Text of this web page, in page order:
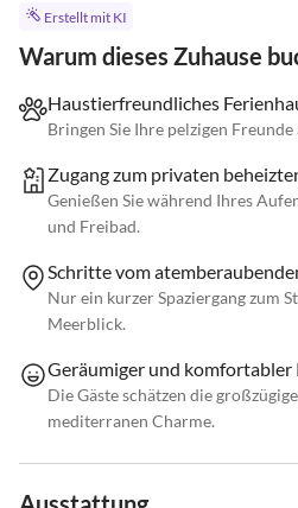
Erstellt mit KI
Warum dieses Zuhause
Haustierfreundliches
Bringen Sie Ihre pelzigen
Zugang zum privaten
Genießen Sie während Ihres
und Freibad.
Schritte vom
Nur ein kurzer Spaziergang zum
Meerblick.
Geräumiger und komfortabler
Die Gäste schätzen die
mediterranen Charme.